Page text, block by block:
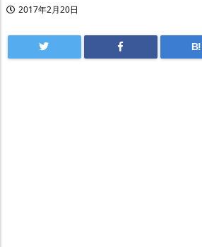
2017年2月20日
B!